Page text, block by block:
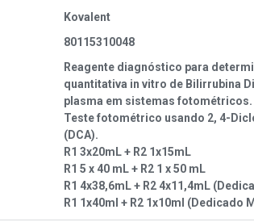
Kovalent
80115310048
Reagente diagnóstico para
quantitativa in vitro de Bilirrubina
plasma em sistemas fotométricos.
Teste fotométrico usando 2, 4-
(DCA).
R1 3x20mL + R2 1x15mL
R1 5 x 40 mL + R2 1 x 50 mL
R1 4x38,6mL + R2 4x11,4mL
R1 1x40ml + R2 1x10ml (Dedicado